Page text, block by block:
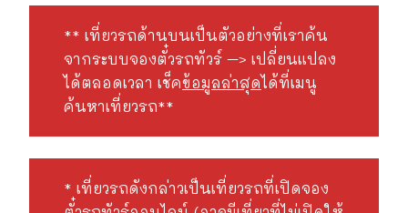
** เที่ยวรถด้านบนเป็นตัวอย่างที่เราค้น
จากระบบจองตั๋วรถทัวร์ –> เปลี่ยนแปลง
ได้ตลอดเวลา เช็คข้อมูลล่าสุดได้ที่เมนู
ค้นหาเที่ยวรถ**
* เที่ยวรถดังกล่าวเป็นเที่ยวรถที่เปิดจอง